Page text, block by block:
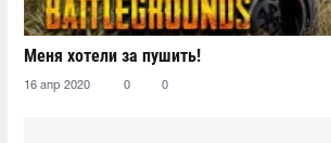
Меня хотели за пушить!
16 апр 2020 0 0